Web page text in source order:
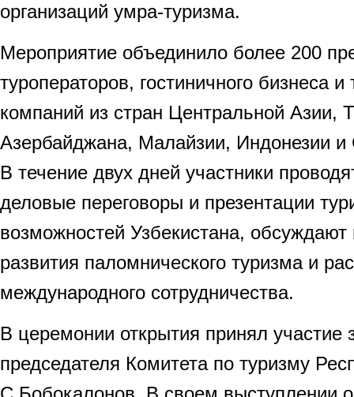
организаций умра-туризма.
Мероприятие объединило более 200
туроператоров, гостиничного бизнеса и
компаний из стран Центральной Азии,
Азербайджана, Малайзии, Индонезии и
В течение двух дней участники
деловые переговоры и презентации
возможностей Узбекистана, обсуждают
развития паломнического туризма и
международного сотрудничества.
В церемонии открытия принял участие
председателя Комитета по туризму